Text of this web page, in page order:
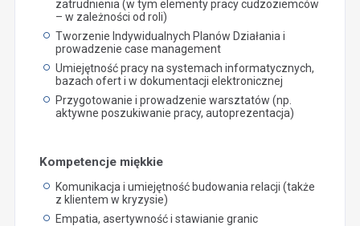
zatrudnienia (w tym elementy pracy cudzoziemców
– w zależności od roli)
Tworzenie Indywidualnych Planów Działania i
prowadzenie case management
Umiejętność pracy na systemach informatycznych,
bazach ofert i w dokumentacji elektronicznej
Przygotowanie i prowadzenie warsztatów (np.
aktywne poszukiwanie pracy, autoprezentacja)
Kompetencje miękkie
Komunikacja i umiejętność budowania relacji (także
z klientem w kryzysie)
Empatia, asertywność i stawianie granic